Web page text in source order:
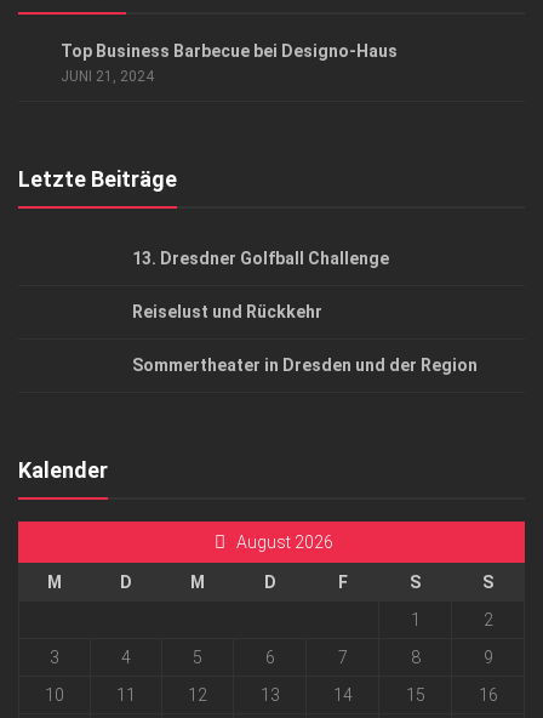
Top Business Barbecue bei Designo-Haus
JUNI 21, 2024
Letzte Beiträge
13. Dresdner Golfball Challenge
Reiselust und Rückkehr
Sommertheater in Dresden und der Region
Kalender
August 2026
M D M D F S
S
1
2
3
4 5 6 7 8
9
10
11 12 13 14 15 16